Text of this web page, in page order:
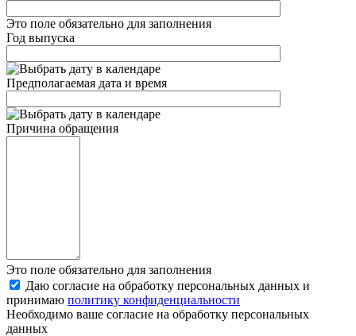
Это поле обязательно для заполнения
Год выпуска
Предполагаемая дата и время
Причина обращения
Это поле обязательно для заполнения
Даю согласие на обработку персональных данных и
принимаю политику конфиденциальности
Необходимо ваше согласие на обработку персональных
данных